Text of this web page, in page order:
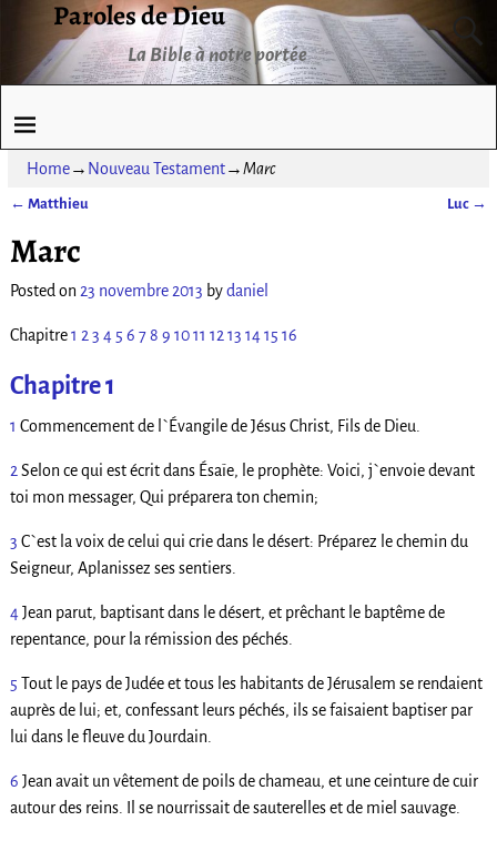
Paroles de Dieu
La Bible à notre portée
Home→ Nouveau Testament→Marc
← Matthieu Luc →
Marc
Posted on23 novembre 2013 bydaniel
Chapitre1 23 4 5 6 78 9 1011 1213 1415 16
Chapitre 1
1 Commencement de l`Évangile de Jésus Christ, Fils de Dieu.
2Selon ce qui est écrit dans Ésaïe, le prophète: Voici, j`envoie devant
toi mon messager, Qui préparera ton chemin;
3 C`est la voix de celui qui crie dans le désert: Préparez le chemin du
Seigneur, Aplanissez ses sentiers.
4Jean parut, baptisant dans le désert, et prêchant le baptême de
repentance, pour la rémission des péchés.
5 Tout le pays de Judée et tous les habitants de Jérusalem se rendaient
auprès de lui; et, confessant leurs péchés, ils se faisaient baptiser par
lui dans le fleuve du Jourdain.
6 Jean avait un vêtement de poils de chameau, et une ceinture de cuir
autour des reins. Il se nourrissait de sauterelles et de miel sauvage.